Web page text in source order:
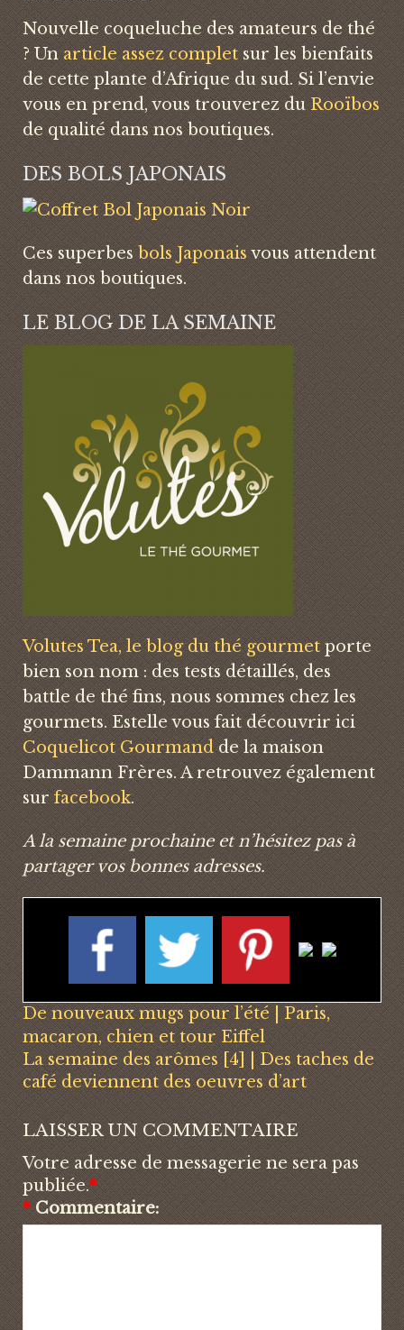
Nouvelle coqueluche des amateurs de thé
? Unarticle assez completsur les bienfaits
de cette plante d’Afrique du sud. Si l’envie
vous en prend, vous trouverez duRooïbos
de qualité dans nos boutiques.
DES BOLS JAPONAIS
Ces superbesbols Japonaisvous attendent
dans nos boutiques.
LE BLOG DE LA SEMAINE
Volutes Tea, le blog du thé gourmetporte
bien son nom : des tests détaillés, des
battle de thé fins, nous sommes chez les
gourmets. Estelle vous fait découvrir ici
Coquelicot Gourmandde la maison
Dammann Frères. A retrouvez également
surfacebook.
A la semaine prochaine et n’hésitez pas à
partager vos bonnes adresses.
De nouveaux mugs pour l’été | Paris,
macaron, chien et tour Eiffel
La semaine des arômes [4] | Des taches de
café deviennent des oeuvres d’art
LAISSER UN COMMENTAIRE
Votre adresse de messagerie ne sera pas
publiée.*
*Commentaire: